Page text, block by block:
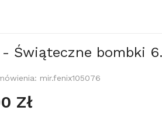
- Świąteczne bombki
mir.fenix105076
Zł